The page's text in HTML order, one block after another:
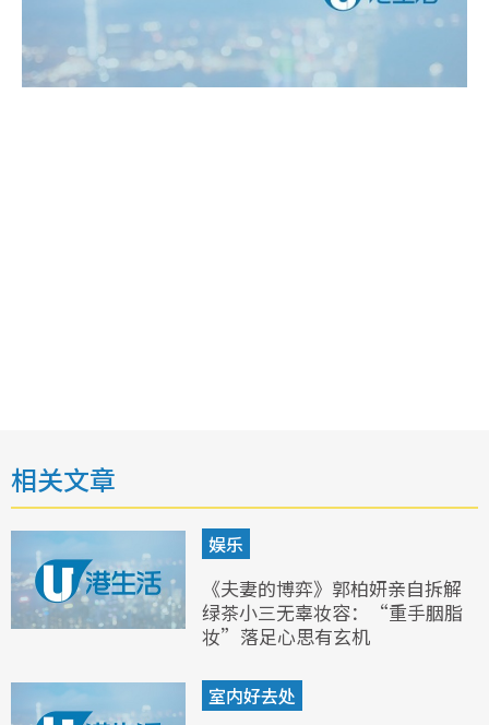
相关文章
娱乐
《夫妻的博弈》郭柏妍亲自拆解
绿茶小三无辜妆容：“重手胭脂
妆”落足心思有玄机
室内好去处